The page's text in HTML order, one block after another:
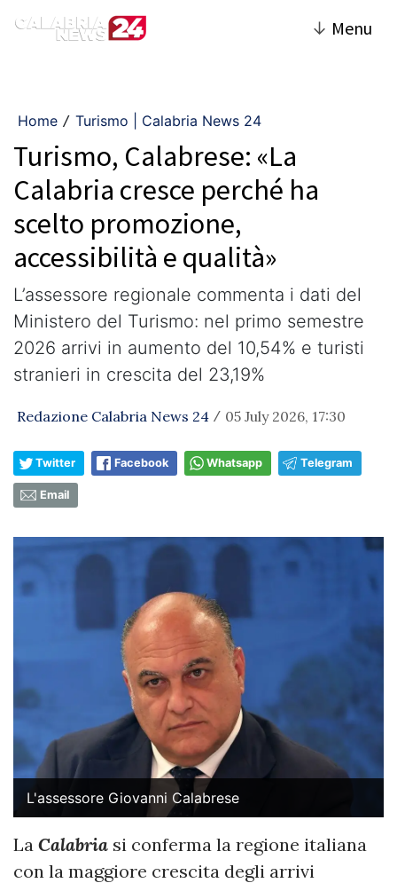
↓ Menu
Home / Turismo | Calabria News 24
Turismo, Calabrese: «La
Calabria cresce perché ha
scelto promozione,
accessibilità e qualità»
L’assessore regionale commenta i dati del
Ministero del Turismo: nel primo semestre
2026 arrivi in aumento del 10,54% e turisti
stranieri in crescita del 23,19%
Redazione Calabria News 24 / 05 July 2026, 17:30
Twitter Facebook Whatsapp Telegram
Email
L'assessore Giovanni Calabrese
La Calabria si conferma la regione italiana
con la maggiore crescita degli arrivi